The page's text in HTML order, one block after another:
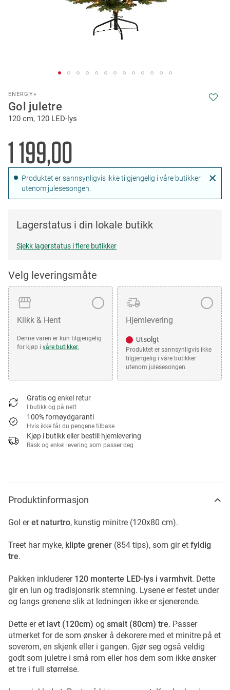
ENERGY+
Gol juletre
120 cm, 120 LED-lys
1 199,00
Produktet er sannsynligvis ikke tilgjengelig i våre butikker
utenom julesesongen.
Lagerstatus i din lokale butikk
Sjekk lagerstatus i flere butikker
Velg leveringsmåte
Klikk & Hent
Denne varen er kun tilgjengelig
for kjøp i våre butikker.
Hjemlevering
Utsolgt
Produktet er sannsynligvis ikke
tilgjengelig i våre butikker
utenom julesesongen.
Gratis og enkel retur
I butikk og på nett
100% fornøydgaranti
Hvis ikke får du pengene tilbake
Kjøp i butikk eller bestill hjemlevering
Rask og enkel levering som passer deg
to
the
beginning
the
images
gallery
Produktinformasjon
Gol eret naturtro, kunstig minitre (120x80 cm).
Treet har myke, klipte grener (854 tips), som gir et fyldig
tre.
Pakken inkluderer 120 monterte LED-lys i varmhvit. Dette
gir en lun og tradisjonsrik stemning. Lysene er festet under
og langs grenene slik at ledningen ikke er sjenerende.
Dette er et lavt (120cm) og smalt (80cm) tre. Passer
utmerket for de som ønsker å dekorere med et minitre på et
soverom, en skjenk eller i gangen. Gjør seg også veldig
godt som juletre i små rom eller hos dem som ikke ønsker
et tre i full størrelse.